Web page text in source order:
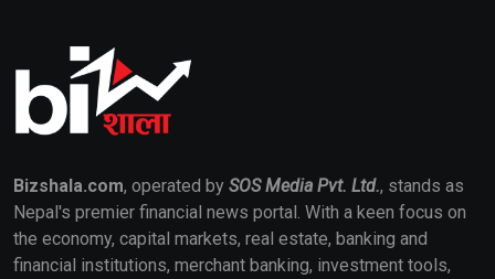
Bizshala.com, operated by SOS Media Pvt. Ltd., stands as
Nepal's premier financial news portal. With a keen focus on
the economy, capital markets, real estate, banking and
financial institutions, merchant banking, investment tools,